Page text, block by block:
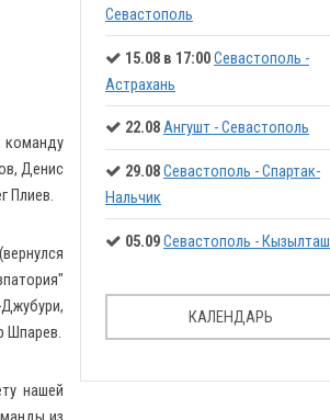
команду
Денис
Плиев.
Шпарев.
нашей
Севастополь
15.08 в 17:00Севастополь -
Астрахань
22.08Ангушт - Севастополь
29.08Севастополь - Спартак-
Нальчик
05.09Севастополь - Кызылташ
КАЛЕНДАРЬ